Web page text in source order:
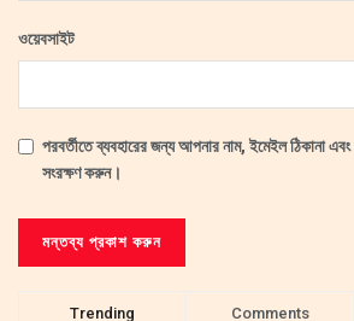
ওয়েবসাইট
পরবর্তীতে ব্যবহারের জন্য আপনার নাম, ইমেইল ঠিকানা
সংরক্ষণ করুন।
Trending Comments